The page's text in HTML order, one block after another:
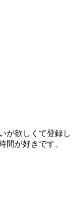
が欲しくて登録し
間が好きです。